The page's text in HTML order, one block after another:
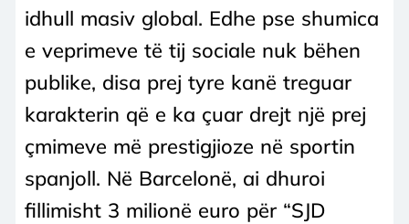
idhull masiv global. Edhe pse shumica
e veprimeve të tij sociale nuk bëhen
publike, disa prej tyre kanë treguar
karakterin që e ka çuar drejt një prej
çmimeve më prestigjioze në sportin
spanjoll. Në Barcelonë, ai dhuroi
fillimisht 3 milionë euro për “SJD